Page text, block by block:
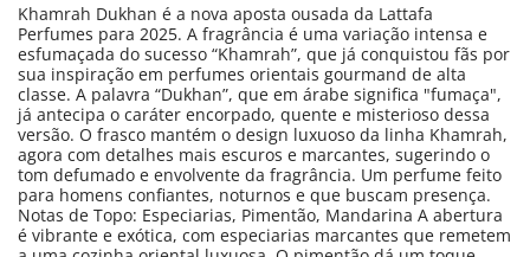
Khamrah Dukhan é a nova aposta ousada da Lattafa
Perfumes para 2025. A fragrância é uma variação intensa e
esfumaçada do sucesso “Khamrah”, que já conquistou fãs por
sua inspiração em perfumes orientais gourmand de alta
classe. A palavra “Dukhan”, que em árabe significa "fumaça",
já antecipa o caráter encorpado, quente e misterioso dessa
versão. O frasco mantém o design luxuoso da linha Khamrah,
agora com detalhes mais escuros e marcantes, sugerindo o
tom defumado e envolvente da fragrância. Um perfume feito
para homens confiantes, noturnos e que buscam presença.
Notas de Topo: Especiarias, Pimentão, Mandarina A abertura
é vibrante e exótica, com especiarias marcantes que remetem